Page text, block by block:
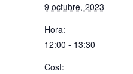
9 octubre, 2023
Hora:
12:00 - 13:30
Cost: